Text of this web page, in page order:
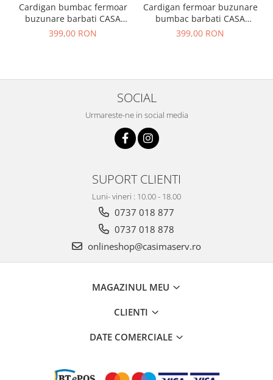
Cardigan bumbac fermoar
buzunare barbati CASA
MODA verde deschis
399,00 RON
Cardigan fermoar buzunare
bumbac barbati CASA
MODA visiniu
399,00 RON
SOCIAL
Urmareste-ne in social media
SUPORT CLIENTI
Luni- vineri : 10.00 - 18.00
0737 018 877
0737 018 878
onlineshop@casimaserv.ro
MAGAZINUL MEU
CLIENTI
DATE COMERCIALE